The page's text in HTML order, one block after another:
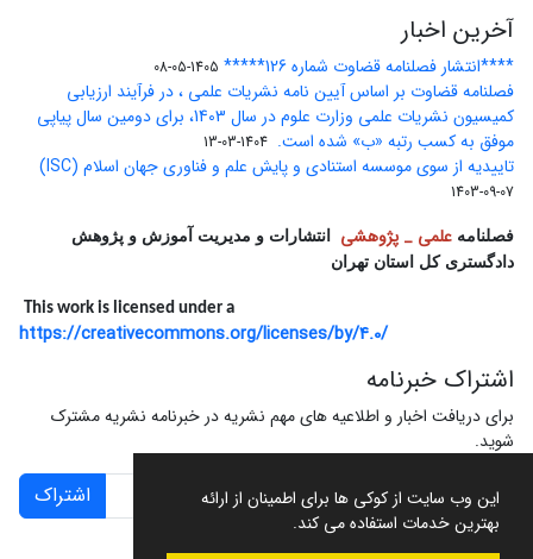
این وب سایت از کوکی ها برای اطمینان از ارائه
بهترین خدمات استفاده می کند.
آخرین اخبار
****انتشار فصلنامه قضاوت شماره 126***** 1405-05-08
فصلنامه قضاوت بر اساس آیین نامه نشریات علمی ، در فرآیند ارزیابی
کمیسیون نشریات علمی وزارت علوم در سال 1403، برای دومین سال پیاپی
موفق به کسب رتبه «ب» شده است. 1404-03-13
تاییدیه از سوی موسسه استنادی و پایش علم و فناوری جهان اسلام (ISC)
1403-09-07
فصلنامه علمی _ پژوهشی
انتشارات و مدیریت آموزش و پژوهش
دادگستری کل استان تهران
This work is licensed under a
https://creativecommons.org/licenses/by/4.0/
اشتراک خبرنامه
برای دریافت اخبار و اطلاعیه های مهم نشریه در خبرنامه نشریه مشترک
شوید.
اشتراک